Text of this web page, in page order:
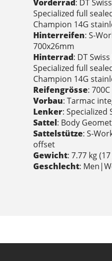
Vorderrad: DT
Specialized full
Champion 14G
Hinterreifen: S-
700x26mm
Hinterrad: DT
Specialized full
Champion 14G
Reifengrösse: 700C
Vorbau: Tarmac
Lenker: Specialized
Sattel: Body
Sattelstütze: S-
offset
Gewicht: 7.77 kg
Geschlecht: